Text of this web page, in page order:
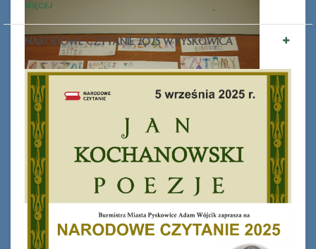
Ferie_2017_ODD_1.JPG
WIĘCEJ
NARODOWE CZYTANIE 2025 W PYSKOWICA